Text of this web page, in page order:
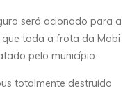
será acionado para a
toda a frota da Mobi
pelo município.
totalmente destruído